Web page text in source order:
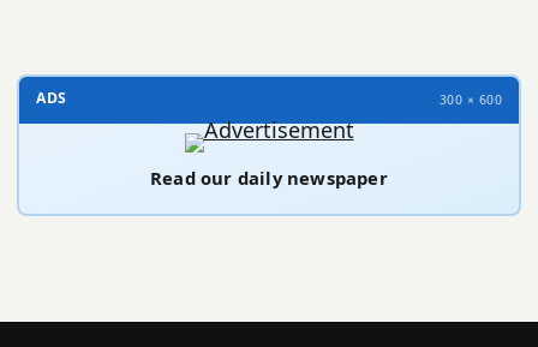
ADS 300 × 600
Read our daily newspaper